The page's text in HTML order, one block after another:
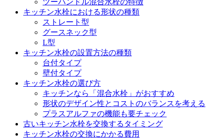
キッチン水栓における形状の種類
ストレート型
グースネック型
L型
キッチン水栓の設置方法の種類
台付タイプ
壁付タイプ
キッチン水栓の選び方
キッチンなら「混合水栓」がおすすめ
形状のデザイン性とコストのバランスを考える
プラスアルファの機能も要チェック
古いキッチン水栓を交換するタイミング
キッチン水栓の交換にかかる費用